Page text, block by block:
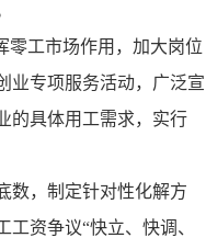
零工市场作用，加大岗位
业专项服务活动，广泛宣
的具体用工需求，实行
数，制定针对性化解方
资争议“快立、快调、